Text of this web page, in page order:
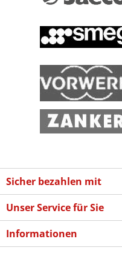
Sicher bezahlen mit
Unser Service für Sie
Informationen